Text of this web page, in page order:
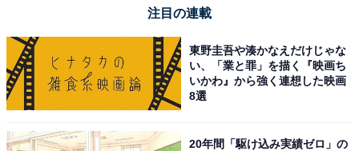
注目の連載
東野圭吾や湊かなえだけじゃな
い、「業と罪」を描く『映画ち
いかわ』から強く連想した映画
8選
20年間「駆け込み実績ゼロ」の